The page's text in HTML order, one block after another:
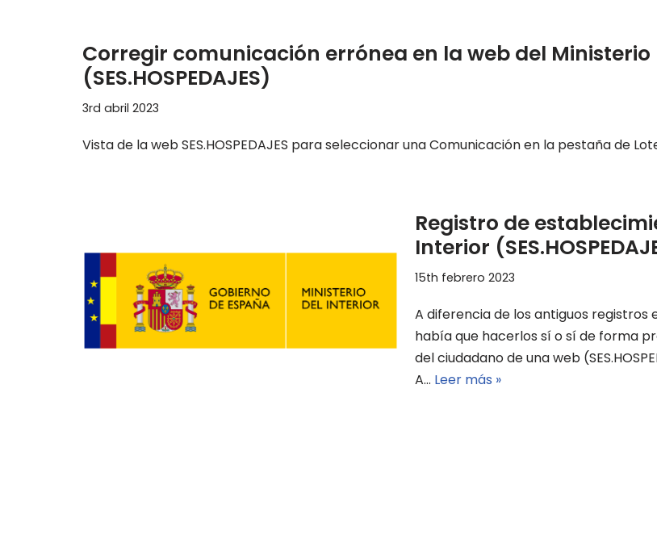
Corregir comunicación errónea en la web del Ministerio
(SES.HOSPEDAJES)
3rd abril 2023
Vista de la web SES.HOSPEDAJES para seleccionar una Comunicación en la pestaña de
Registro de
Interior
15th febrero 2023
A diferencia de los antiguos registros
había que hacerlos sí o sí de forma
del ciudadano de una web
A… Leer más »